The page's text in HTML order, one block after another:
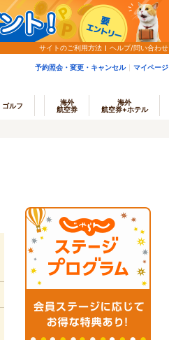
サイトのご利用方法 ヘルプ/問い合わせ
予約照会・変更・キャンセル マイページ
ゴルフ
海外
航空券
海外
航空券+ホテル